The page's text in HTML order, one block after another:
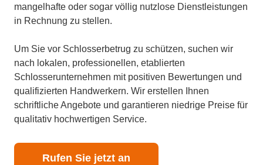
mangelhafte oder sogar völlig nutzlose Dienstleistungen
in Rechnung zu stellen.
Um Sie vor Schlosserbetrug zu schützen, suchen wir
nach lokalen, professionellen, etablierten
Schlosserunternehmen mit positiven Bewertungen und
qualifizierten Handwerkern. Wir erstellen Ihnen
schriftliche Angebote und garantieren niedrige Preise für
qualitativ hochwertigen Service.
Rufen Sie jetzt an